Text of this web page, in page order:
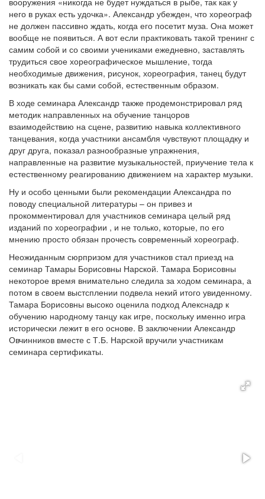
него в руках есть удочка». Александр убежден, что хореограф
не должен пассивно ждать, когда его посетит муза. Она может
вообще не появиться. А вот если практиковать такой тренинг с
самим собой и со своими учениками ежедневно, заставлять
трудиться свое хореографическое мышление, тогда
необходимые движения, рисунок, хореография, танец будут
возникать как бы сами собой, естественным образом.
В ходе семинара Александр также продемонстрировал ряд
методик направленных на обучение танцоров
взаимодействию на сцене, развитию навыка коллективного
танцевания, когда участники ансамбля чувствуют площадку и
друг друга, показал разнообразные упражнения,
направленные на развитие музыкальностей, приучение тела к
естественному реагированию движением на характер музыки.
Ну и особо ценными были рекомендации Александра по
поводу специальной литературы – он привез и
прокомментировал для участников семинара целый ряд
изданий по хореографии , и не только, которые, по его
мнению просто обязан прочесть современный хореограф.
Неожиданным сюрпризом для участников стал приезд на
семинар Тамары Борисовны Нарской. Тамара Борисовны
некоторое время внимательно следила за ходом семинара, а
потом в своем выстсплении подвела некий итого увиденному.
Тамара Борисовны высоко оценила подход Алекснадр к
обучению народному танцу как игре, поскольку именно игра
исторически лежит в его основе. В заключении Александр
Овчинников вместе с Т.Б. Нарской вручили участникам
семинара сертификаты.